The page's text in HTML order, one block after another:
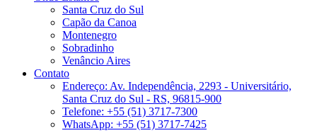
Santa Cruz do Sul
Capão da Canoa
Montenegro
Sobradinho
Venâncio Aires
Contato
Endereço: Av. Independência, 2293 - Universitário,
Santa Cruz do Sul - RS, 96815-900
Telefone: +55 (51) 3717-7300
WhatsApp: +55 (51) 3717-7425